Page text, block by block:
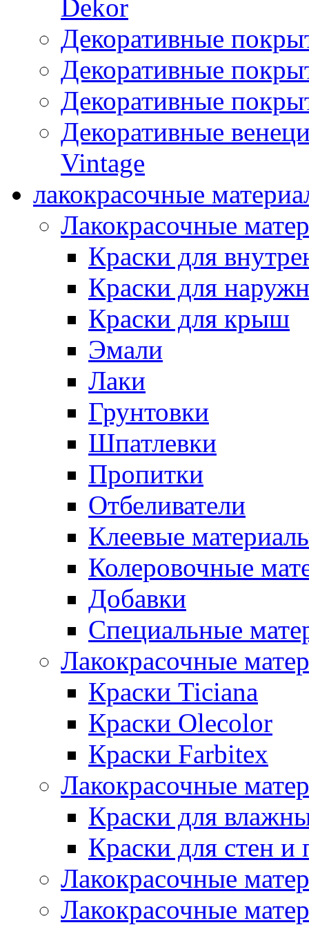
Dekor
Декоративные
Декоративные
Декоративные
Декоративные
Vintage
лакокрасочные
Лакокрасочные
Краски для
Краски для
Краски для крыш
Эмали
Лаки
Грунтовки
Шпатлевки
Пропитки
Отбеливатели
Клеевые
Колеровочные
Добавки
Специальные
Лакокрасочные
Краски Ticiana
Краски Olecolor
Краски Farbitex
Лакокрасочные
Краски для
Краски для стен и
Лакокрасочные
Лакокрасочные